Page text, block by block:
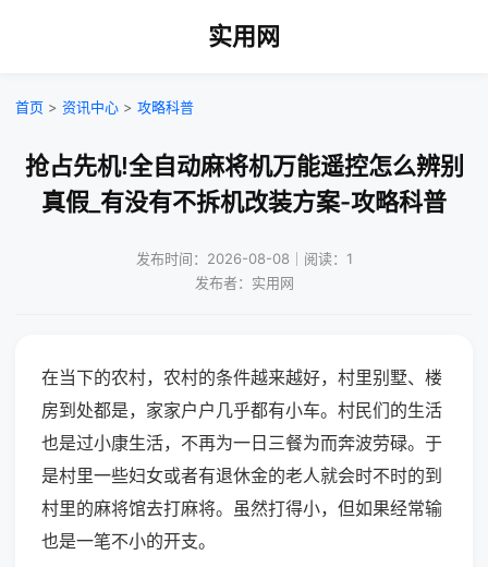
实用网
首页 > 资讯中心 > 攻略科普
抢占先机!全自动麻将机万能遥控怎么辨别
真假_有没有不拆机改装方案-攻略科普
发布时间：2026-08-08｜阅读：1
发布者：实用网
在当下的农村，农村的条件越来越好，村里别墅、楼
房到处都是，家家户户几乎都有小车。村民们的生活
也是过小康生活，不再为一日三餐为而奔波劳碌。于
是村里一些妇女或者有退休金的老人就会时不时的到
村里的麻将馆去打麻将。虽然打得小，但如果经常输
也是一笔不小的开支。